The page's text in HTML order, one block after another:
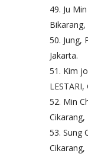
Ju
Bikarang,
Jung,
Jakarta.
Kim
Min
Cikarang,
Sung
Cikarang,